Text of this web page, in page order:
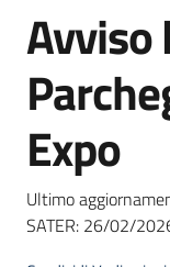
Bandi
strumenti
acquisto
Supporto
Salta al contenuto
Avviso
Expo
Ultimo
SATER: 26/02/